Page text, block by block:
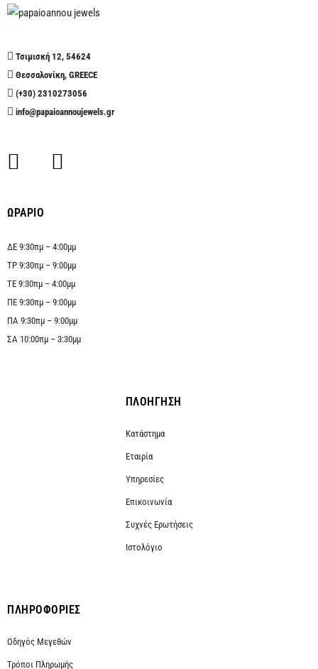
Τσιμισκή 12, 54624
Θεσσαλονίκη, GREECE
(+30) 2310273056
info@papaioannoujewels.gr
ΩΡΑΡΙΟ
ΔΕ 9:30πμ – 4:00μμ
ΤΡ 9:30πμ – 9:00μμ
ΤΕ 9:30πμ – 4:00μμ
ΠΕ 9:30πμ – 9:00μμ
ΠΑ 9:30πμ – 9:00μμ
ΣΑ 10:00πμ – 3:30μμ
ΠΛΟΗΓΗΣΗ
Κατάστημα
Εταιρία
Υπηρεσίες
Επικοινωνία
Συχνές Ερωτήσεις
Ιστολόγιο
ΠΛΗΡΟΦΟΡΙΕΣ
Οδηγός Μεγεθών
Τρόποι Πληρωμής